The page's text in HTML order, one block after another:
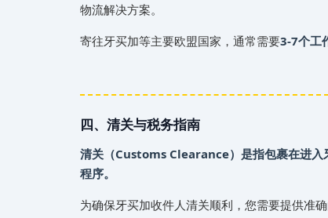
物流解决方案。
寄往‌‌‌牙买加等主要欧盟国家，通常需要3-7个工
四、清关与税务指南
清关（Customs Clearance）是指包裹在进入‌‌‌
程序。
为确保‌‌‌牙买加收件人清关顺利，您需要提供准